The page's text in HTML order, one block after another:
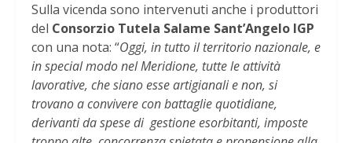
Sulla vicenda sono intervenuti anche i produttori
del Consorzio Tutela Salame Sant’Angelo IGP
con una nota: “Oggi, in tutto il territorio nazionale, e
in special modo nel Meridione, tutte le attività
lavorative, che siano esse artigianali e non, si
trovano a convivere con battaglie quotidiane,
derivanti da spese di gestione esorbitanti, imposte